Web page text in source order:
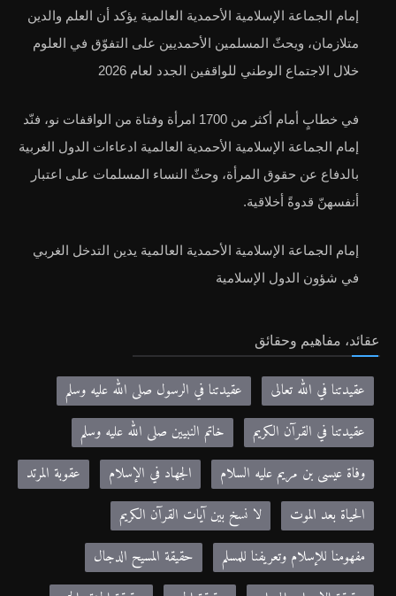
إمام الجماعة الإسلامية الأحمدية العالمية يؤكد أن العلم والدين
متلازمان، ويحثّ المسلمين الأحمديين على التفوّق في العلوم
خلال الاجتماع الوطني للواقفين الجدد لعام 2026
في خطابٍ أمام أكثر من 1700 امرأة وفتاة من الواقفات نو، فنّد
إمام الجماعة الإسلامية الأحمدية العالمية ادعاءات الدول الغربية
بالدفاع عن حقوق المرأة، وحثّ النساء المسلمات على اعتبار
أنفسهنّ قدوةً أخلاقية.
إمام الجماعة الإسلامية الأحمدية العالمية يدين التدخل الغربي
في شؤون الدول الإسلامية
عقائد، مفاهيم وحقائق
عقيدتنا في الله تعالى
عقيدتنا في الرسول صلى الله عليه وسلم
عقيدتنا في القرآن الكريم
خاتم النبيين صلى الله عليه وسلم
وفاة عيسى بن مريم عليه السلام
الجهاد في الإسلام
عقوبة المرتد
الحياة بعد الموت
لا نسخ بين آيات القرآن الكريم
مفهومنا للإسلام وتعريفنا للمسلم
حقيقة المسيح الدجال